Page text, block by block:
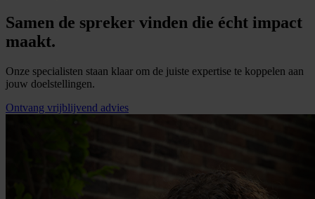
Samen de spreker vinden die écht impact
maakt.
Onze specialisten staan klaar om de juiste expertise te koppelen aan
jouw doelstellingen.
Ontvang vrijblijvend advies